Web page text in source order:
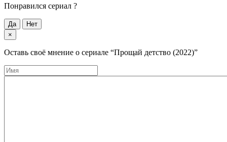
Понравился cериал ?
Да
Нет
×
Оставь своё мнение о cериале “Прощай детство (2022)”